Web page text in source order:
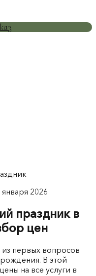
января 2026
праздник в
цен
первых вопросов
В этой
на все услуги в